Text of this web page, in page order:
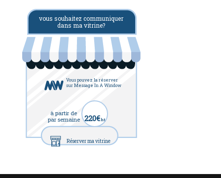
vous souhaitez communiquer
dans ma vitrine?
Vous pouvez la réserver
sur Message In A Window
à partir de
par semaine 220€ht
Réserver ma vitrine